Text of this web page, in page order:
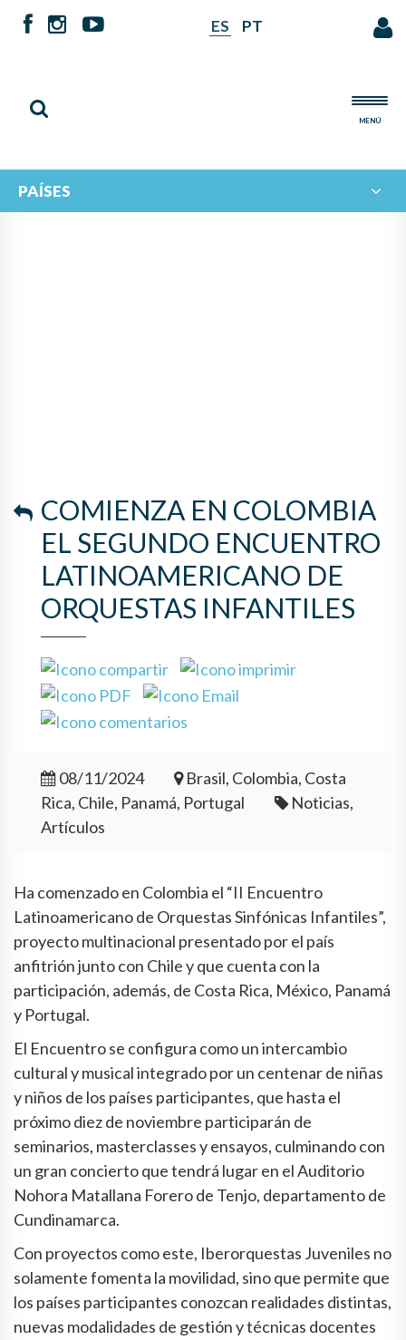
ES PT
MENÚ
PAÍSES
COMIENZA EN COLOMBIA
EL SEGUNDO ENCUENTRO
LATINOAMERICANO DE
ORQUESTAS INFANTILES
08/11/2024
Brasil, Colombia, Costa
Rica, Chile, Panamá, Portugal
Noticias,
Artículos
Ha comenzado en Colombia el “II Encuentro
Latinoamericano de Orquestas Sinfónicas Infantiles”,
proyecto multinacional presentado por el país
anfitrión junto con Chile y que cuenta con la
participación, además, de Costa Rica, México, Panamá
y Portugal.
El Encuentro se configura como un intercambio
cultural y musical integrado por un centenar de niñas
y niños de los países participantes, que hasta el
próximo diez de noviembre participarán de
seminarios, masterclasses y ensayos, culminando con
un gran concierto que tendrá lugar en el Auditorio
Nohora Matallana Forero de Tenjo, departamento de
Cundinamarca.
Con proyectos como este, Iberorquestas Juveniles no
solamente fomenta la movilidad, sino que permite que
los países participantes conozcan realidades distintas,
nuevas modalidades de gestión y técnicas docentes